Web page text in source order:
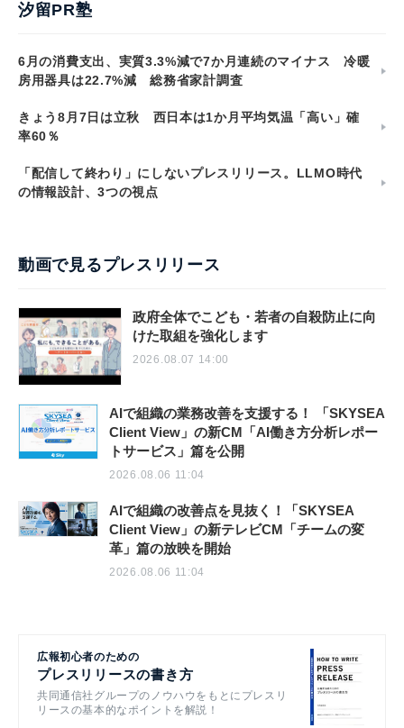
汐留PR塾
6月の消費支出、実質3.3%減で7か月連続のマイナス 冷暖
房用器具は22.7%減 総務省家計調査
きょう8月7日は立秋 西日本は1か月平均気温「高い」確
率60％
「配信して終わり」にしないプレスリリース。LLMO時代
の情報設計、3つの視点
動画で見るプレスリリース
政府全体でこども・若者の自殺防止に向
けた取組を強化します
2026.08.07 14:00
AIで組織の業務改善を支援する！ 「SKYSEA
Client View」の新CM「AI働き方分析レポー
トサービス」篇を公開
2026.08.06 11:04
AIで組織の改善点を見抜く！「SKYSEA
Client View」の新テレビCM「チームの変
革」篇の放映を開始
2026.08.06 11:04
広報初心者のための
プレスリリースの書き方
共同通信社グループのノウハウをもとにプレスリ
リースの基本的なポイントを解説！